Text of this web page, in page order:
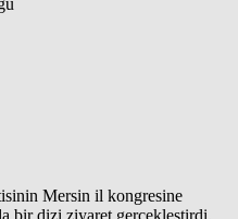
Mersin il kongresine
bir dizi ziyaret gerçekleştirdi.